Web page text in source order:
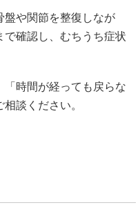
盤や関節を整復しなが
で確認し、むちうち症状
「時間が経っても戻らな
談ください。